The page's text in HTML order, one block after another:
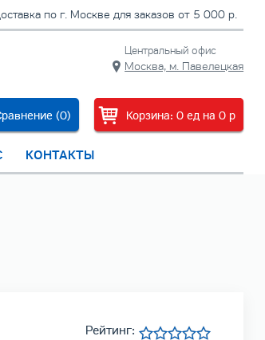
по г. Москве для заказов от 5 000 р.
Центральный офис
Москва, м. Павелецкая
Корзина: 0 ед на 0 p
(0)
КОНТАКТЫ
Рейтинг: